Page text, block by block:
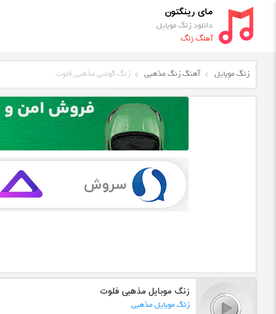
مای رینگتون
دانلود زنگ موبایل
آهنگ زنگ
زنگ موبایل آهنگ زنگ مذهبی زنگ گوشی مذهبی فلوت
زنگ موبایل مذهبی فلوت
زنگ موبایل مذهبی